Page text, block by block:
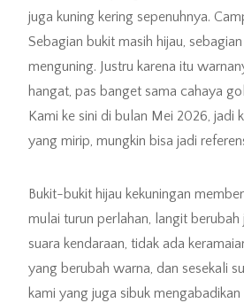
juga kuning kering sepenuhnya.
Sebagian bukit masih hijau,
menguning. Justru karena itu
hangat, pas banget sama cahaya
Kami ke sini di bulan Mei 2026, jadi
yang mirip, mungkin bisa jadi
Bukit-bukit hijau kekuningan
mulai turun perlahan, langit berubah
suara kendaraan, tidak ada
yang berubah warna, dan sesekali
kami yang juga sibuk